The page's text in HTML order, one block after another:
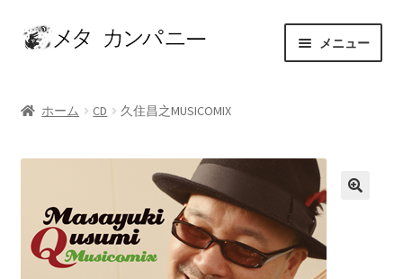
ナ
ビ
ー
キ
ッ
コ
ン
ン
プ
メニュー
カート
ホーム CD 久住昌之MUSICOMIX